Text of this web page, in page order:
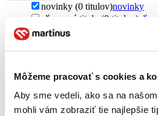
Môžeme pracovať s cookies a
Aby sme vedeli, ako sa na
mohli vám zobraziť tie najlepšie
novinky (0 titulov)novinky
zľavnené tituly (0 titulov)
Dostupnosť
na centrálnom sklade (0
pripravujeme (0 titulov)
vypredaných)